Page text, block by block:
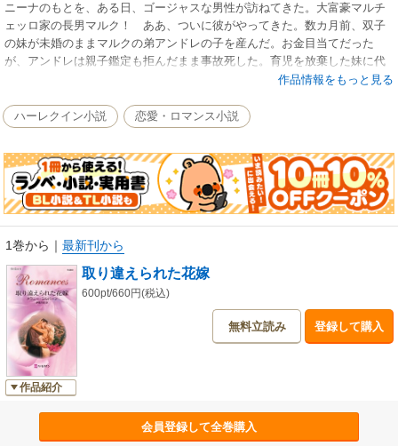
ニーナのもとを、ある日、ゴージャスな男性が訪ねてきた。大富豪マルチ
ェッロ家の長男マルク！ ああ、ついに彼がやってきた。数カ月前、双子
の妹が未婚のままマルクの弟アンドレの子を産んだ。お金目当てだった
が、アンドレは親子鑑定も拒んだまま事故死した。育児を放棄した妹に代
わって、ニーナが姪を育てることにしたのだ。妹は、腹立ちまぎれにマル
子だと確信したのだという。「君のように素行の悪い女に僕の姪を任せる
わけにはいかない」私を妹と間違えているのね。でも、事実を話せば姪を
奪われてしまう。妹のふりを続けるニーナに、マルクは驚くような提案を
した。
作品情報をもっと見る
ハーレクイン小説 恋愛・ロマンス小説
1巻から ｜ 最新刊から
作品紹介
取り違えられた花嫁
600pt/660円(税込)
無料立読み 登録して購入
会員登録して全巻購入